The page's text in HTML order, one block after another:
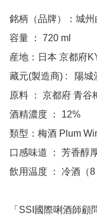
銘柄（品牌）：城
容量 ： 720 ml
産地：日本 京都府
藏元(製造商) :   陽
原料 ： 京都府 青谷
酒精濃度 ： 12%
類型：梅酒 Plum
口感味道 ： 芳香醇
飲用温度 ： 冷酒（
「SSI國際唎酒師顧